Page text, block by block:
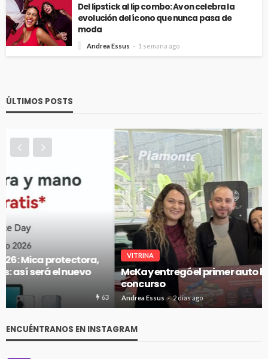
Del lipstick al lip combo: Avon celebra la
evolución del ícono que nunca pasa de
moda
Andrea Essus 1 semana ago
ÚLTIMOS POSTS
VITRINA
McKay entregó el primer auto híbrido de su gran
concurso
Andrea Essus 67
ENCUÉNTRANOS EN INSTAGRAM